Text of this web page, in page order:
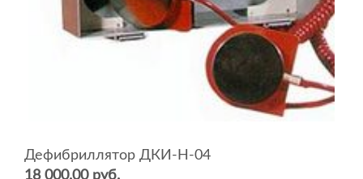
Дефибриллятор ДКИ-Н-04
18 000.00 руб.